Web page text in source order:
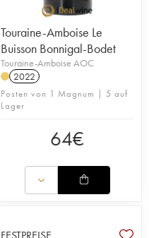
Touraine-Amboise Le
Buisson Bonnigal-Bodet
Touraine-Amboise AOC
2022
Posten von 1 Magnum | 5 auf
Lager
64€